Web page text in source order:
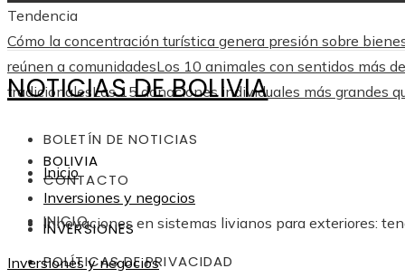
Tendencia
Cómo la concentración turística genera presión sobre
reúnen a comunidadesLos 10 animales con sentidos más
tradicionalesLas 15 donaciones individuales más grandes
BOLETÍN DE NOTICIAS
CONTACTO
INICIO
POLÍTICAS DE PRIVACIDAD
NOTICIAS DE BOLIVIA
BOLIVIA
INVERSIONES
Inicio
Inversiones y negocios
Innovaciones en sistemas livianos para exteriores:
Inversiones y negocios